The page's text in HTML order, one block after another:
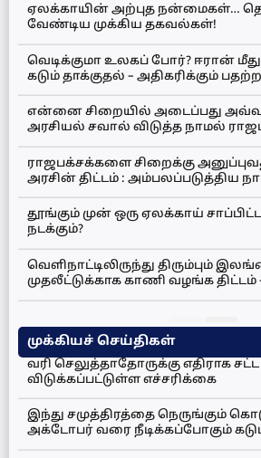
ஏலக்காயின் அற்புத நன்மைகள்…
வேண்டிய முக்கிய தகவல்கள்!
வெடிக்குமா உலகப் போர்? ஈரான்
கடும் தாக்குதல் – அதிகரிக்கும்
என்னை சிறையில் அடைப்பது
அரசியல் சவால் விடுத்த நாமல்
ராஜபக்சக்களை சிறைக்கு
அரசின் திட்டம் : அம்பலப்படுத்திய
தூங்கும் முன் ஒரு ஏலக்காய்
நடக்கும்?
வெளிநாட்டிலிருந்து திரும்பும்
முதலீட்டுக்காக காணி வழங்க திட்டம்
முக்கியச் செய்திகள்
வரி செலுத்தாதோருக்கு எதிராக
விடுக்கப்பட்டுள்ள எச்சரிக்கை
இந்து சமுத்திரத்தை நெருங்கும்
அக்டோபர் வரை நீடிக்கப்போகும்